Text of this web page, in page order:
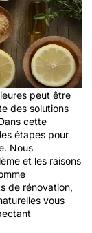
peut être
des solutions
cette
étapes pour
Nous
et les raisons
de rénovation,
vous